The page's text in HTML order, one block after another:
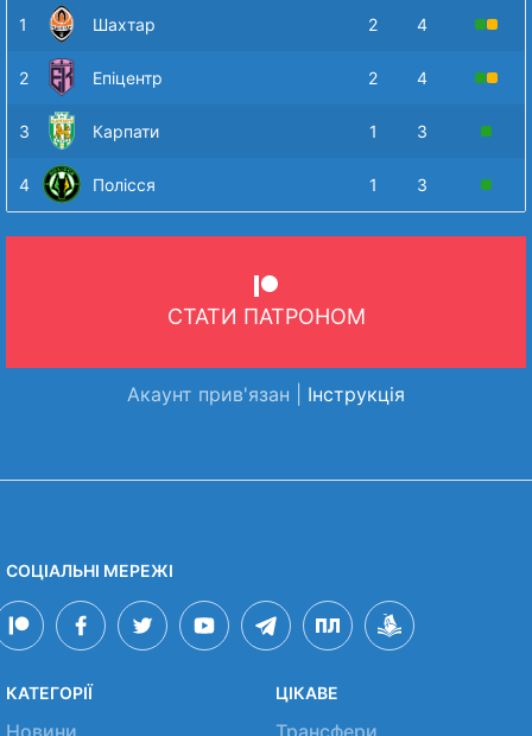
1 Шахтар 2 4
2 Епіцентр 2 4
3 Карпати 1 3
4 Полісся 1 3
СТАТИ ПАТРОНОМ
Акаунт прив'язан | Інструкція
СОЦІАЛЬНІ МЕРЕЖІ
КАТЕГОРІЇ ЦІКАВЕ